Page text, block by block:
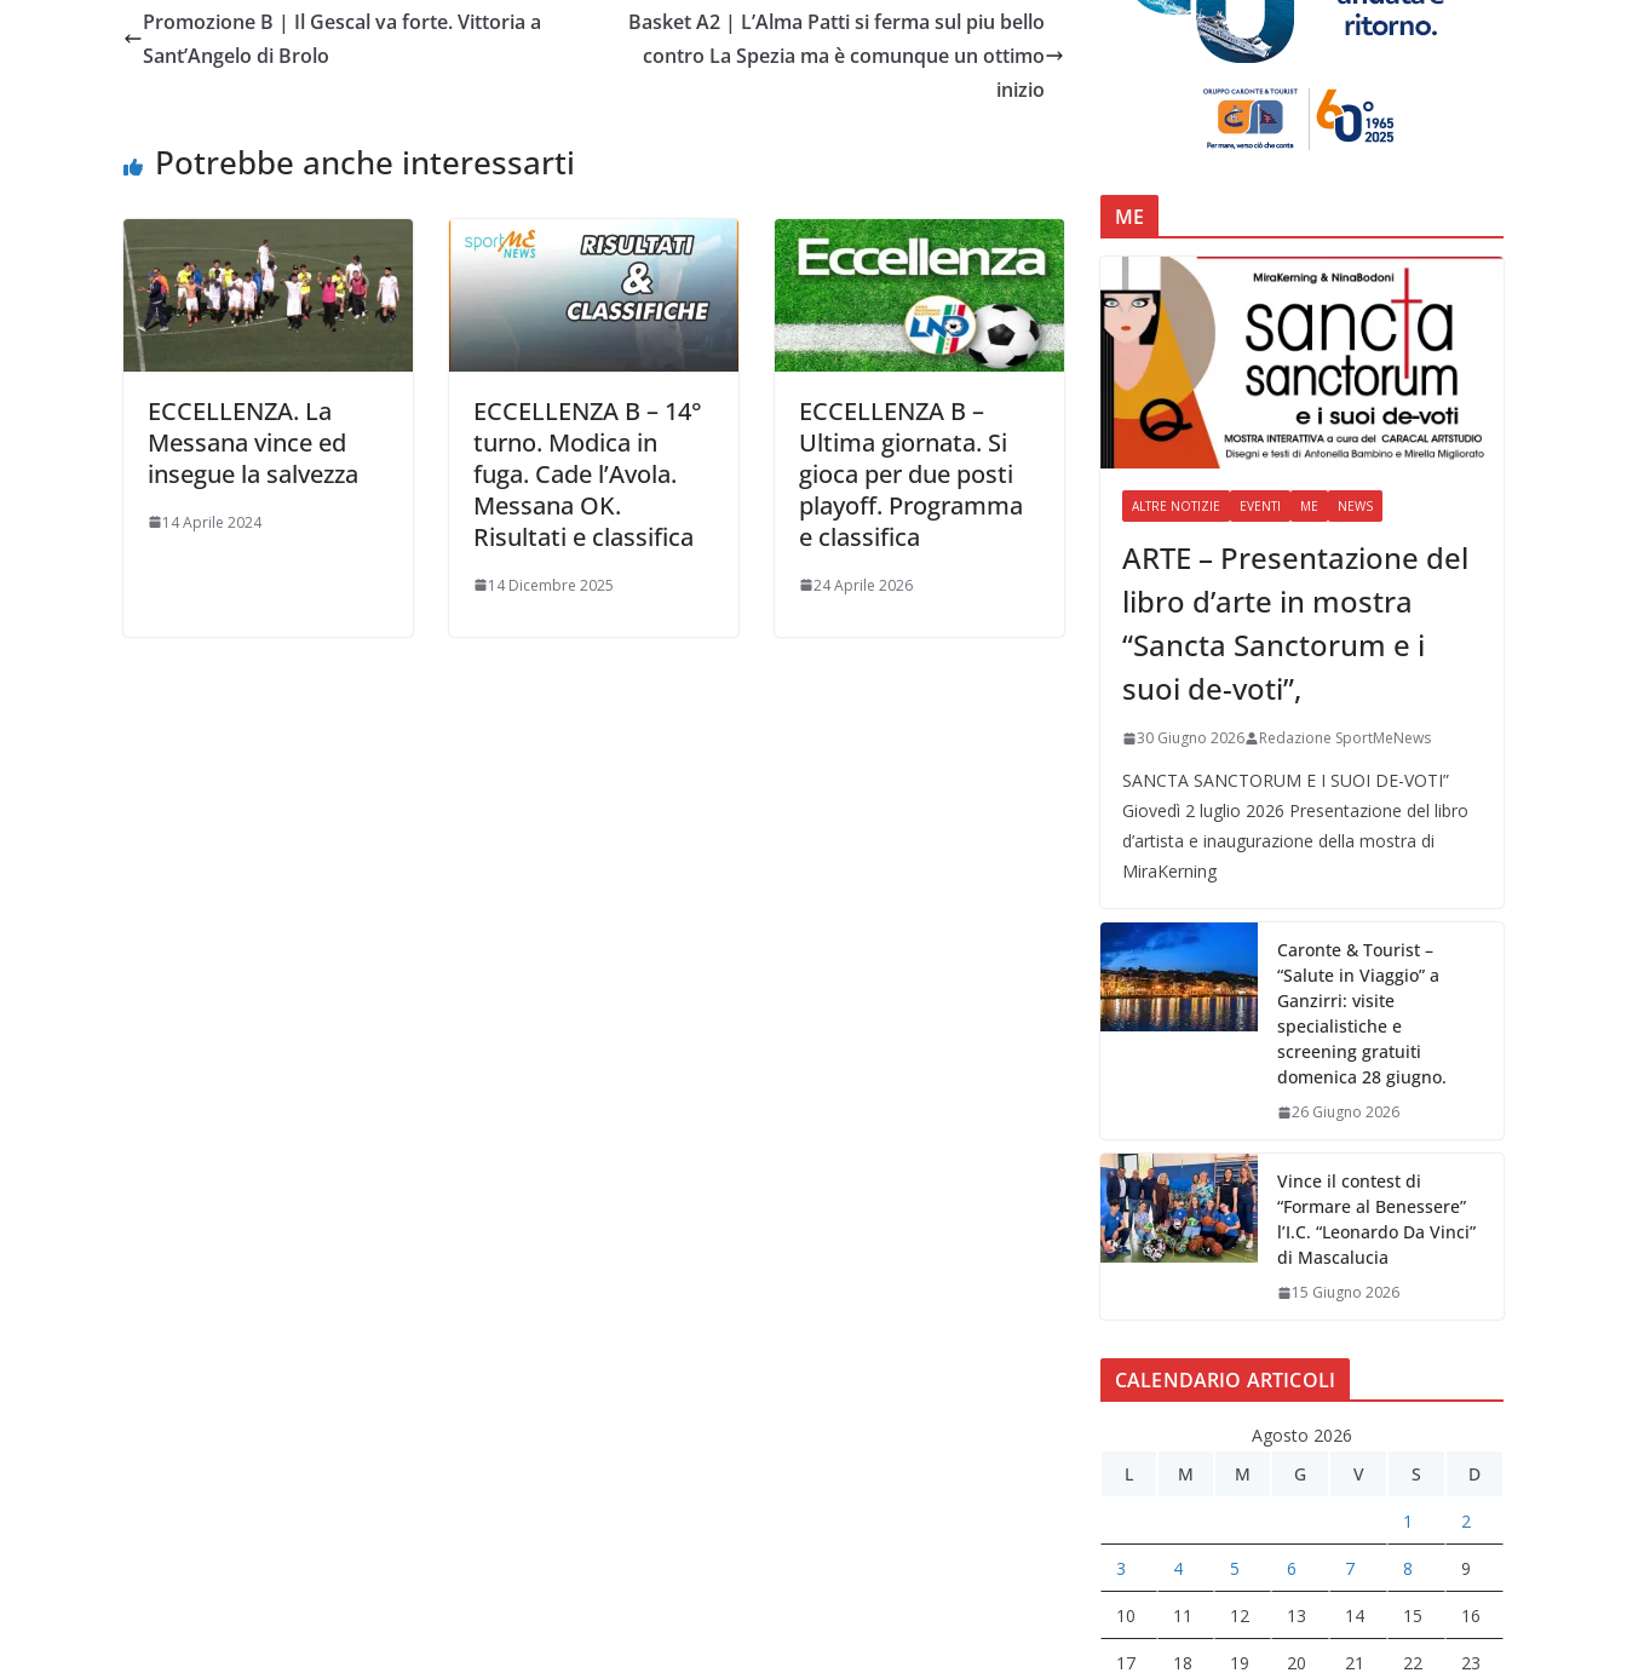
k
t
s
Promozione B | Il Gescal va forte. Vittoria a
Sant’Angelo di Brolo
Basket A2 | L’Alma Patti si ferma sul piu bello
contro La Spezia ma è comunque un ottimo
inizio
Potrebbe anche interessarti
ECCELLENZA. La
Messana vince ed
insegue la salvezza
14 Aprile 2024
ECCELLENZA B – 14°
turno. Modica in
fuga. Cade l’Avola.
Messana OK.
Risultati e classifica
14 Dicembre 2025
ECCELLENZA B –
Ultima giornata. Si
gioca per due posti
playoff. Programma
e classifica
24 Aprile 2026
ME
ALTRE NOTIZIE EVENTI ME NEWS
ARTE – Presentazione del
libro d’arte in mostra
“Sancta Sanctorum e i
suoi de-voti”,
30 Giugno 2026 Redazione SportMeNews
SANCTA SANCTORUM E I SUOI DE-VOTI”
Giovedì 2 luglio 2026 Presentazione del libro
d’artista e inaugurazione della mostra di
MiraKerning
Caronte & Tourist –
“Salute in Viaggio” a
Ganzirri: visite
specialistiche e
screening gratuiti
domenica 28 giugno.
26 Giugno 2026
Vince il contest di
“Formare al Benessere”
l’I.C. “Leonardo Da Vinci”
di Mascalucia
15 Giugno 2026
CALENDARIO ARTICOLI
Agosto 2026
L
M M G V S D
1 2
3 4 5 6 7 8 9
10 11 12 13 14 15 16
17 18 19 20 21 22 23